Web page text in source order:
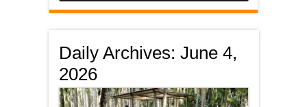
Daily Archives: June 4,
2026